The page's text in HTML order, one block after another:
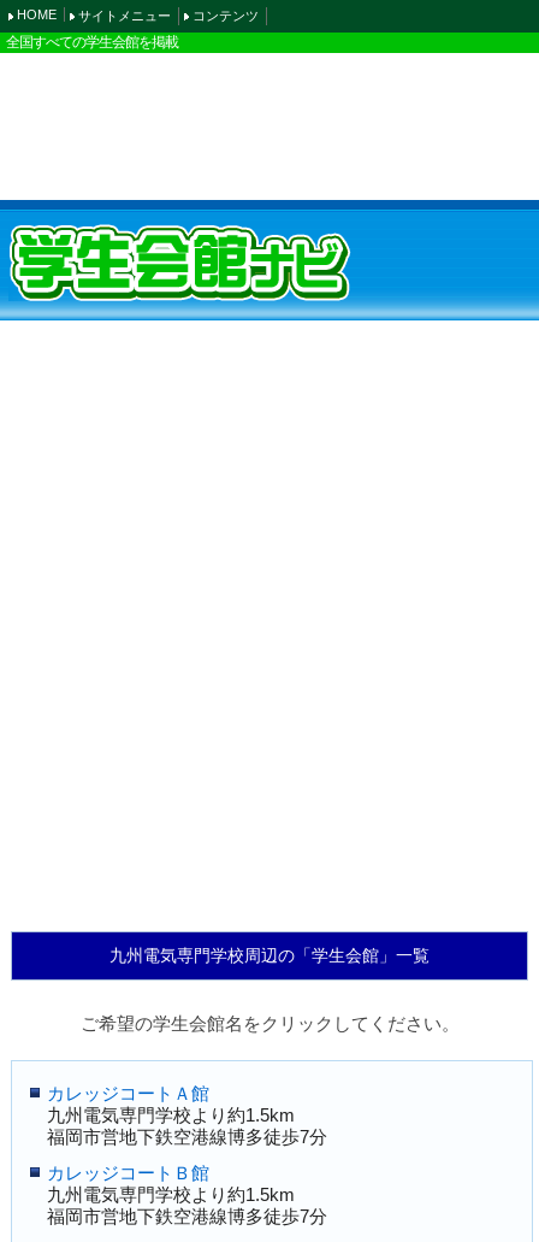
HOME サイトメニュー コンテンツ
全国すべての学生会館を掲載
九州電気専門学校周辺の「学生会館」一覧
ご希望の学生会館名をクリックしてください。
カレッジコートＡ館
九州電気専門学校より約1.5km
福岡市営地下鉄空港線博多徒歩7分
カレッジコートＢ館
九州電気専門学校より約1.5km
福岡市営地下鉄空港線博多徒歩7分